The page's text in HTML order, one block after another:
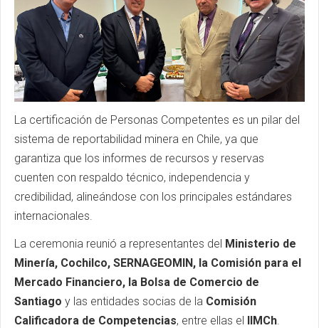
La certificación de Personas Competentes es un pilar del
sistema de reportabilidad minera en Chile, ya que
garantiza que los informes de recursos y reservas
cuenten con respaldo técnico, independencia y
credibilidad, alineándose con los principales estándares
internacionales.
La ceremonia reunió a representantes del Ministerio de
Minería, Cochilco, SERNAGEOMIN, la Comisión para el
Mercado Financiero, la Bolsa de Comercio de
Santiago y las entidades socias de la Comisión
Calificadora de Competencias, entre ellas el IIMCh